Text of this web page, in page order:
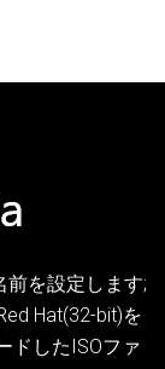
前を設定します;
Hat(32-bit)を
ドしたISOファ